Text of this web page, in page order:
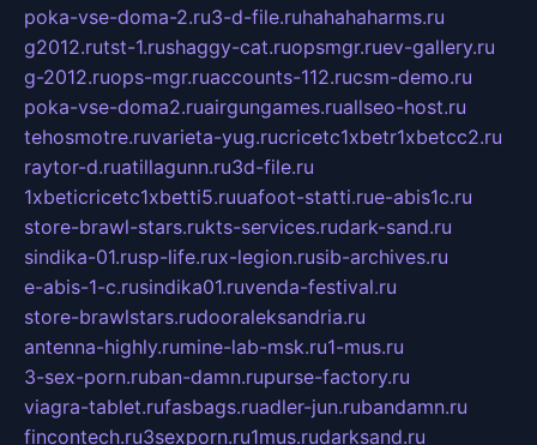
poka-vse-doma-2.ru3-d-file.ruhahahaharms.ru
g2012.rutst-1.rushaggy-cat.ruopsmgr.ruev-gallery.ru
g-2012.ruops-mgr.ruaccounts-112.rucsm-demo.ru
poka-vse-doma2.ruairgungames.ruallseo-host.ru
tehosmotre.ruvarieta-yug.rucricetc1xbetr1xbetcc2.ru
raytor-d.ruatillagunn.ru3d-file.ru
1xbeticricetc1xbetti5.ruuafoot-statti.rue-abis1c.ru
store-brawl-stars.rukts-services.rudark-sand.ru
sindika-01.rusp-life.rux-legion.rusib-archives.ru
e-abis-1-c.rusindika01.ruvenda-festival.ru
store-brawlstars.rudooraleksandria.ru
antenna-highly.rumine-lab-msk.ru1-mus.ru
3-sex-porn.ruban-damn.rupurse-factory.ru
viagra-tablet.rufasbags.ruadler-jun.rubandamn.ru
fincontech.ru3sexporn.ru1mus.rudarksand.ru